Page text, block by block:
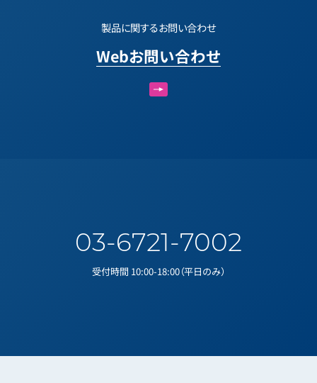
製品に関するお問い合わせ
Webお問い合わせ
03-6721-7002
受付時間 10:00-18:00（平日のみ）